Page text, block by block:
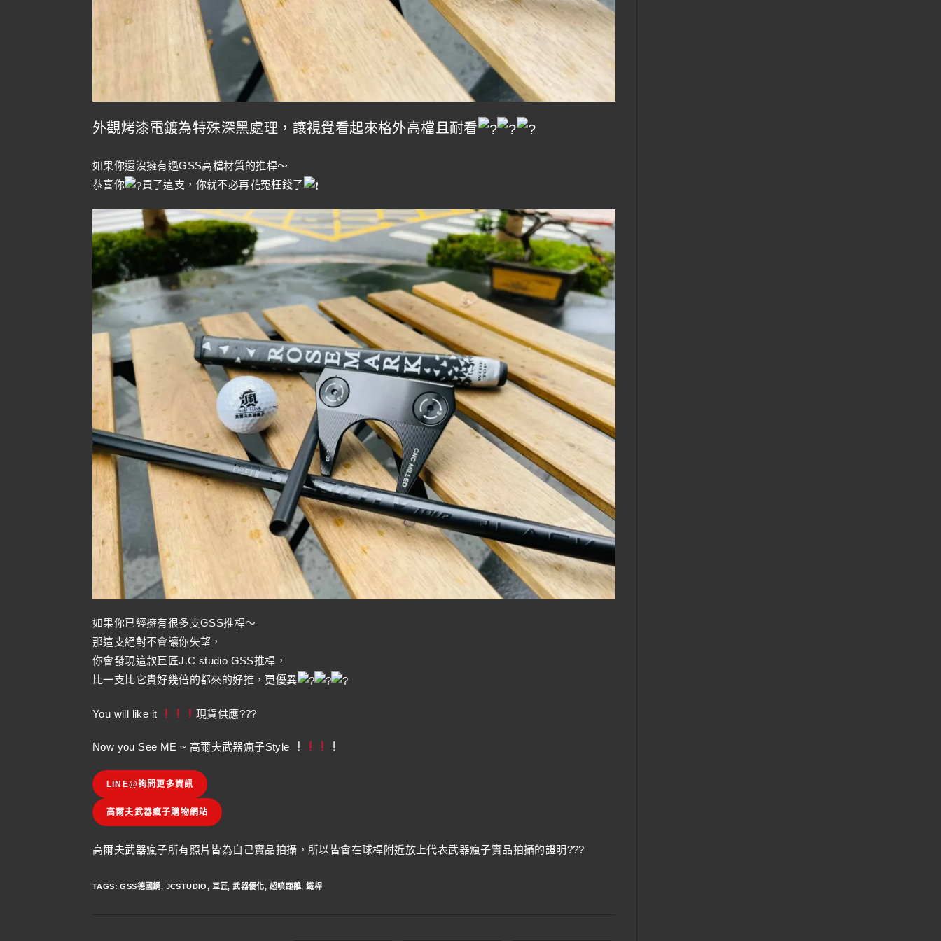
外觀烤漆電鍍為特殊深黑處理，讓視覺看起來格外高檔且耐看
如果你還沒擁有過GSS高檔材質的推桿～
恭喜你
買了這支，你就不必再花冤枉錢了
如果你已經擁有很多支GSS推桿～
那這支絕對不會讓你失望，
你會發現這款巨匠J.C studio GSS推桿，
比一支比它貴好幾倍的都來的好推，更優異
You will like it 現貨供應???
Now you See ME ~ 高爾夫武器瘋子Style
LINE@詢問更多資訊
高爾夫武器瘋子購物網站
高爾夫武器瘋子所有照片皆為自己實品拍攝，所以皆會在球桿附近放上代表武器瘋子實品拍攝的證明???
TAGS:GSS德國鋼, JCSTUDIO, 巨匠, 武器優化, 超噴距離, 鐵桿